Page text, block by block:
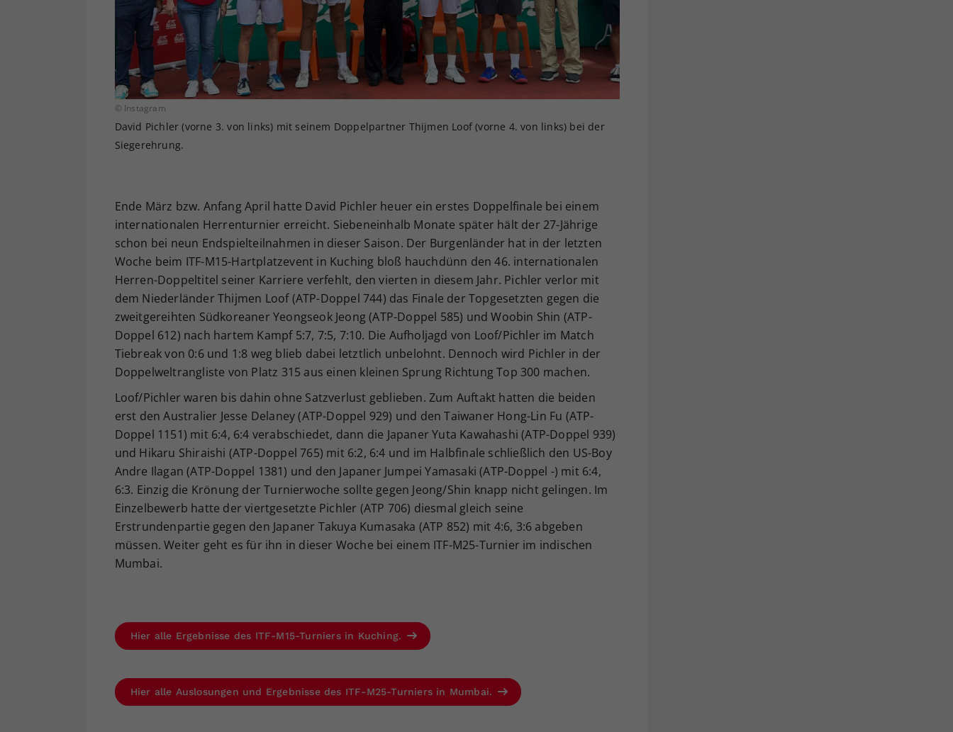
© Instagram
David Pichler (vorne 3. von links) mit seinem Doppelpartner Thijmen Loof (vorne 4. von links) bei der
Siegerehrung.
Ende März bzw. Anfang April hatte David Pichler heuer ein erstes Doppelfinale bei einem
internationalen Herrenturnier erreicht. Siebeneinhalb Monate später hält der 27-Jährige
schon bei neun Endspielteilnahmen in dieser Saison. Der Burgenländer hat in der letzten
Woche beim ITF-M15-Hartplatzevent in Kuching bloß hauchdünn den 46. internationalen
Herren-Doppeltitel seiner Karriere verfehlt, den vierten in diesem Jahr. Pichler verlor mit
dem Niederländer Thijmen Loof (ATP-Doppel 744) das Finale der Topgesetzten gegen die
zweitgereihten Südkoreaner Yeongseok Jeong (ATP-Doppel 585) und Woobin Shin (ATP-
Doppel 612) nach hartem Kampf 5:7, 7:5, 7:10. Die Aufholjagd von Loof/Pichler im Match
Tiebreak von 0:6 und 1:8 weg blieb dabei letztlich unbelohnt. Dennoch wird Pichler in der
Doppelweltrangliste von Platz 315 aus einen kleinen Sprung Richtung Top 300 machen.
Loof/Pichler waren bis dahin ohne Satzverlust geblieben. Zum Auftakt hatten die beiden
erst den Australier Jesse Delaney (ATP-Doppel 929) und den Taiwaner Hong-Lin Fu (ATP-
Doppel 1151) mit 6:4, 6:4 verabschiedet, dann die Japaner Yuta Kawahashi (ATP-Doppel 939)
und Hikaru Shiraishi (ATP-Doppel 765) mit 6:2, 6:4 und im Halbfinale schließlich den US-Boy
Andre Ilagan (ATP-Doppel 1381) und den Japaner Jumpei Yamasaki (ATP-Doppel -) mit 6:4,
6:3. Einzig die Krönung der Turnierwoche sollte gegen Jeong/Shin knapp nicht gelingen. Im
Einzelbewerb hatte der viertgesetzte Pichler (ATP 706) diesmal gleich seine
Erstrundenpartie gegen den Japaner Takuya Kumasaka (ATP 852) mit 4:6, 3:6 abgeben
müssen. Weiter geht es für ihn in dieser Woche bei einem ITF-M25-Turnier im indischen
Mumbai.
Hier alle Ergebnisse des ITF-M15-Turniers in Kuching.
Hier alle Auslosungen und Ergebnisse des ITF-M25-Turniers in Mumbai.
Ihrer vorgenommen Einstellungen, falls der
Webseiten-Betreiber dies eingestellt hat.